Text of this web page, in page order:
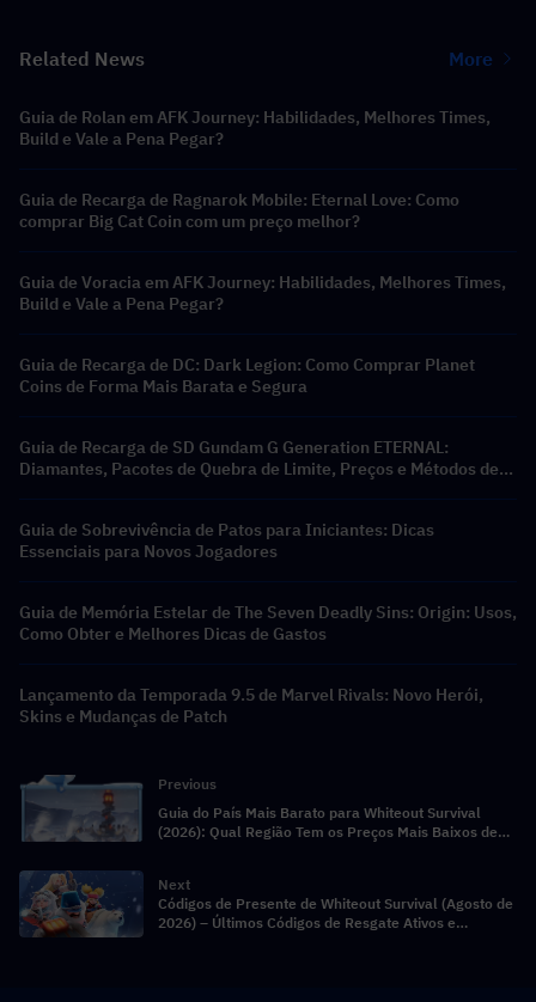
Related News More
Guia de Rolan em AFK Journey: Habilidades, Melhores Times,
Build e Vale a Pena Pegar?
Guia de Recarga de Ragnarok Mobile: Eternal Love: Como
comprar Big Cat Coin com um preço melhor?
Guia de Voracia em AFK Journey: Habilidades, Melhores Times,
Build e Vale a Pena Pegar?
Guia de Recarga de DC: Dark Legion: Como Comprar Planet
Coins de Forma Mais Barata e Segura
Guia de Recarga de SD Gundam G Generation ETERNAL:
Diamantes, Pacotes de Quebra de Limite, Preços e Métodos de
Guia de Sobrevivência de Patos para Iniciantes: Dicas
Essenciais para Novos Jogadores
Guia de Memória Estelar de The Seven Deadly Sins: Origin: Usos,
Como Obter e Melhores Dicas de Gastos
Lançamento da Temporada 9.5 de Marvel Rivals: Novo Herói,
Skins e Mudanças de Patch
Previous
Guia do País Mais Barato para Whiteout Survival
(2026): Qual Região Tem os Preços Mais Baixos de
Next
Códigos de Presente de Whiteout Survival (Agosto de
2026) – Últimos Códigos de Resgate Ativos e